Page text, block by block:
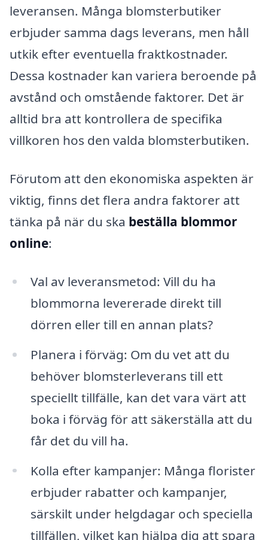
leveransen. Många blomsterbutiker
erbjuder samma dags leverans, men håll
utkik efter eventuella fraktkostnader.
Dessa kostnader kan variera beroende på
avstånd och omstående faktorer. Det är
alltid bra att kontrollera de specifika
villkoren hos den valda blomsterbutiken.
Förutom att den ekonomiska aspekten är
viktig, finns det flera andra faktorer att
tänka på när du ska beställa blommor
online:
Val av leveransmetod: Vill du ha
blommorna levererade direkt till
dörren eller till en annan plats?
Planera i förväg: Om du vet att du
behöver blomsterleverans till ett
speciellt tillfälle, kan det vara värt att
boka i förväg för att säkerställa att du
får det du vill ha.
Kolla efter kampanjer: Många florister
erbjuder rabatter och kampanjer,
särskilt under helgdagar och speciella
tillfällen, vilket kan hjälpa dig att spara